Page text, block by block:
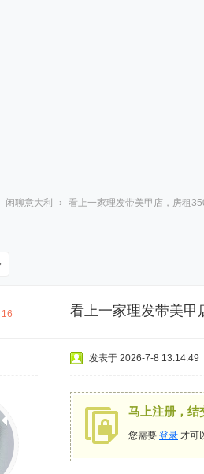
闲聊意大利 › 看上一家理发带美甲店，房租
16 看上一家理发带美甲
发表于 2026-7-8 13:14:49
马上注册，结
您需要 登录 才可